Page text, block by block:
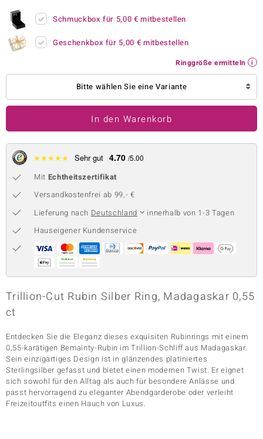
Collection
BY DE MELO
Collection
Classics
Schmuckbox für 5,00 € mitbestellen
Geschenkbox für 5,00 € mitbestellen
Ringgröße ermitteln
Bitte wählen Sie eine Variante
In den Warenkorb
★★★★★ Sehr gut 4.70 /5.00
Mit Echtheitszertifikat
Versandkostenfrei ab 99,- €
Lieferung nach Deutschland
innerhalb von 1-3 Tagen
Hauseigener Kundenservice
Trillion-Cut Rubin Silber Ring, Madagaskar 0,55
ct
Entdecken Sie die Eleganz dieses exquisiten Rubinrings mit einem
0,55-karätigen Bemainty-Rubin im Trillion-Schliff aus Madagaskar.
Sein einzigartiges Design ist in glänzendes platiniertes
Sterlingsilber gefasst und bietet einen modernen Twist. Er eignet
sich sowohl für den Alltag als auch für besondere Anlässe und
passt hervorragend zu eleganter Abendgarderobe oder verleiht
Freizeitoutfits einen Hauch von Luxus.